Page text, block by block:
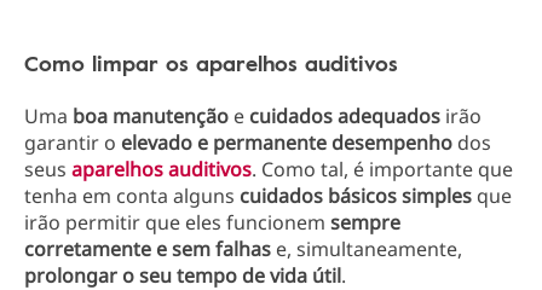
Como limpar os aparelhos auditivos
Uma boa manutenção e cuidados adequados irão
garantir o elevado e permanente desempenho dos
seus aparelhos auditivos. Como tal, é importante que
tenha em conta alguns cuidados básicos simples que
irão permitir que eles funcionem sempre
corretamente e sem falhas e, simultaneamente,
prolongar o seu tempo de vida útil.